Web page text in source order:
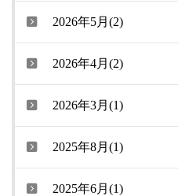
2026年5月(2)
2026年4月(2)
2026年3月(1)
2025年8月(1)
2025年6月(1)